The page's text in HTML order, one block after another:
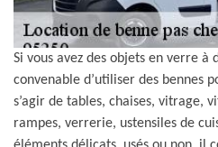
Si vous avez des objets en verre à
convenable d’utiliser des bennes
s’agir de tables, chaises, vitrage,
rampes, verrerie, ustensiles de